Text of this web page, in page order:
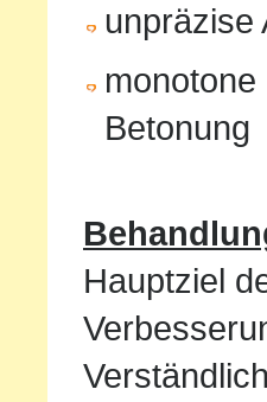
unpräzise
Betonung
Hauptziel